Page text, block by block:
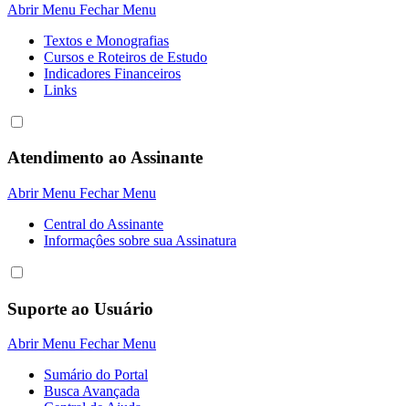
Abrir Menu Fechar Menu
Textos e Monografias
Cursos e Roteiros de Estudo
Indicadores Financeiros
Links
Atendimento ao Assinante
Abrir Menu Fechar Menu
Central do Assinante
Informaçôes sobre sua Assinatura
Suporte ao Usuário
Abrir Menu Fechar Menu
Sumário do Portal
Busca Avançada